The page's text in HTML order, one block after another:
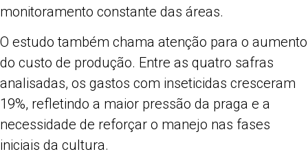
monitoramento constante das áreas.
O estudo também chama atenção para o aumento
do custo de produção. Entre as quatro safras
analisadas, os gastos com inseticidas cresceram
19%, refletindo a maior pressão da praga e a
necessidade de reforçar o manejo nas fases
iniciais da cultura.